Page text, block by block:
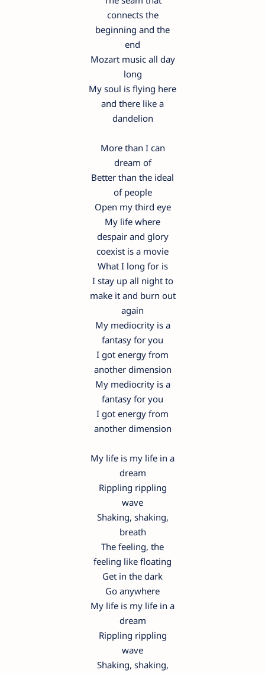
connects the
beginning and the
end
Mozart music all day
long
My soul is flying here
and there like a
dandelion
More than I can
dream of
Better than the ideal
of people
Open my third eye
My life where
despair and glory
coexist is a movie
What I long for is
I stay up all night to
make it and burn out
again
My mediocrity is a
fantasy for you
I got energy from
another dimension
My mediocrity is a
fantasy for you
I got energy from
another dimension
My life is my life in a
dream
Rippling rippling
wave
Shaking, shaking,
breath
The feeling, the
feeling like floating
Get in the dark
Go anywhere
My life is my life in a
dream
Rippling rippling
wave
Shaking, shaking,